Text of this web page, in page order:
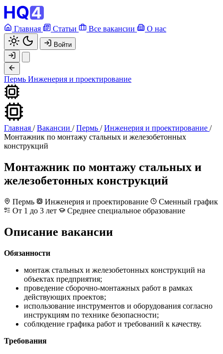
Главная Статьи Все вакансии О нас
Войти
Пермь Инженерия и проектирование
Главная / Вакансии / Пермь / Инженерия и проектирование /
Монтажник по монтажу стальных и железобетонных
конструкций
Монтажник по монтажу стальных и
железобетонных конструкций
Пермь Инженерия и проектирование
Сменный график
От 1 до 3 лет
Среднее специальное образование
Описание вакансии
Обязанности
монтаж стальных и железобетонных конструкций на
объектах предприятия;
проведение сборочно-монтажных работ в рамках
действующих проектов;
использование инструментов и оборудования согласно
инструкциям по технике безопасности;
соблюдение графика работ и требований к качеству.
Требования